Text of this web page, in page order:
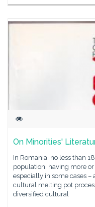
On Minorities'
In Romania, no less than
population, having more
especially in some cases
cultural melting pot
diversified cultural